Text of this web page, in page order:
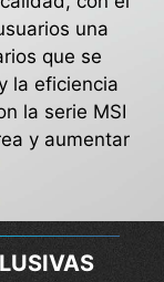
una
que se
la eficiencia
la serie MSI
y aumentar